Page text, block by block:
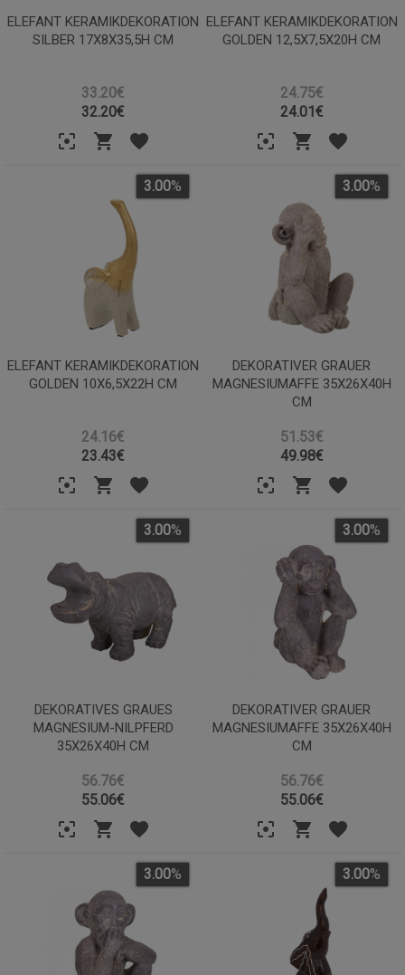
ELEFANT KERAMIKDEKORATION
SILBER 17X8X35,5H CM
33.20€
32.20€
ELEFANT KERAMIKDEKORATION
GOLDEN 12,5X7,5X20H CM
24.75€
24.01€
ELEFANT KERAMIKDEKORATION
GOLDEN 10X6,5X22H CM
24.16€
3.00%
23.43€
DEKORATIVER GRAUER
MAGNESIUMAFFE 35X26X40H
CM
51.53€
3.00%
49.98€
DEKORATIVES GRAUES
MAGNESIUM-NILPFERD
35X26X40H CM
56.76€
3.00%
55.06€
DEKORATIVER GRAUER
MAGNESIUMAFFE 35X26X40H
CM
56.76€
3.00%
55.06€
3.00% 3.00%